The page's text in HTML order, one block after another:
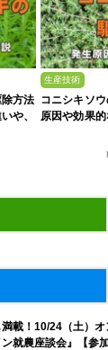
方法
や、
生産技術
コニシキソ
原因や効果
載！10/24（土）
就農座談会』【参加